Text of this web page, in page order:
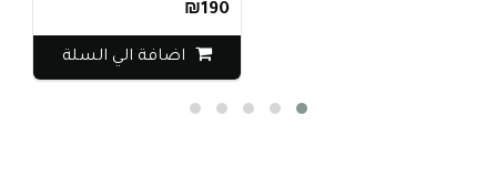
₪190
اضافة الي السلة